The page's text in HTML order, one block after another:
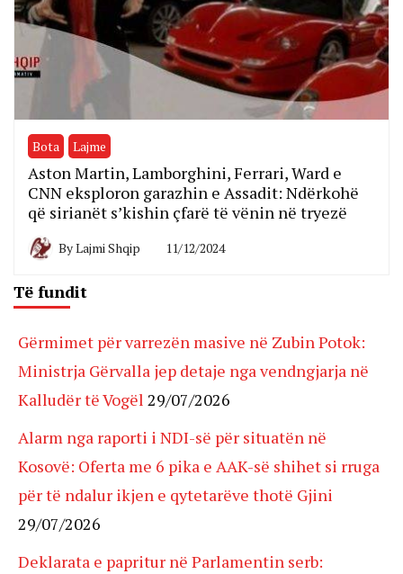
Bota Lajme
Aston Martin, Lamborghini, Ferrari, Ward e
CNN eksploron garazhin e Assadit: Ndërkohë
që sirianët s’kishin çfarë të vënin në tryezë
ByLajmi Shqip 11/12/2024
Të fundit
Gërmimet për varrezën masive në Zubin Potok:
Ministrja Gërvalla jep detaje nga vendngjarja në
Kalludër të Vogël 29/07/2026
Alarm nga raporti i NDI-së për situatën në
Kosovë: Oferta me 6 pika e AAK-së shihet si rruga
për të ndalur ikjen e qytetarëve thotë Gjini
29/07/2026
Deklarata e papritur në Parlamentin serb: